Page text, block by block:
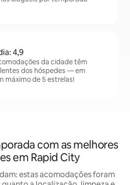
4,9
da cidade têm
dos hóspedes — em
máximo de 5 estrelas!
com as melhores
em Rapid City
estas acomodações foram